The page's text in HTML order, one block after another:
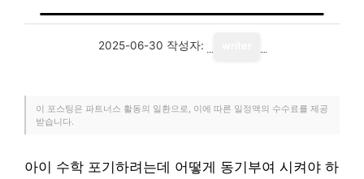
2025-06-30 작성자:
이 포스팅은 파트너스 활동의 일환으로, 이에 따른 일정액의 수수료를 제공
받습니다.
아이 수학 포기하려는데 어떻게 동기부여 시켜야 하